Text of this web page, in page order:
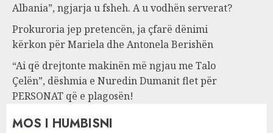
Albania”, ngjarja u fsheh. A u vodhën serverat?
Prokuroria jep pretencën, ja çfarë dënimi
kërkon për Mariela dhe Antonela Berishën
“Ai që drejtonte makinën më ngjau me Talo
Çelën”, dëshmia e Nuredin Dumanit flet për
PERSONAT që e plagosën!
MOS I HUMBISNI